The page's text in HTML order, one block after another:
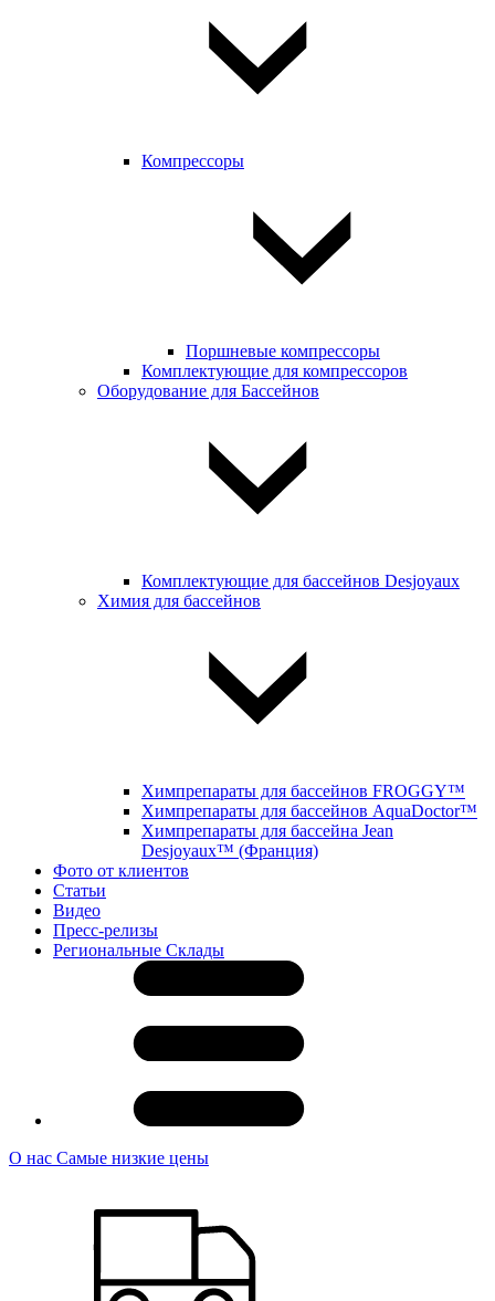
Компрессоры
Поршневые компрессоры
Комплектующие для компрессоров
Оборудование для Бассейнов
Комплектующие для бассейнов Desjoyaux
Химия для бассейнов
Химпрепараты для бассейнов FROGGY™
Химпрепараты для бассейнов AquaDoctor™
Химпрепараты для бассейна Jean
Desjoyaux™ (Франция)
Фото от клиентов
Статьи
Видео
Пресс-релизы
Региональные Склады
О нас Самые низкие цены